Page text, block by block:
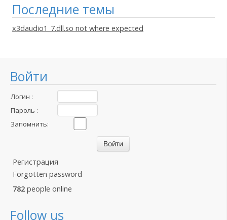
Войти
Логин :
Пароль :
Запомнить:
Регистрация
Forgotten password
782 people online
Follow us
Последние темы
x3daudio1_7.dll.so not where expected